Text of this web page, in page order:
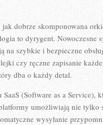
dobrze skomponowana
to dyrygent. Nowoczesne
na szybkie i bezpieczne
czy ręczne zapisanie
dba o każdy detal.
(Software as a Service),
umożliwiają nie tylko
wysyłanie